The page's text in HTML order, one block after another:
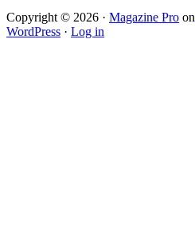
Copyright © 2026 · Magazine Pro on
WordPress · Log in